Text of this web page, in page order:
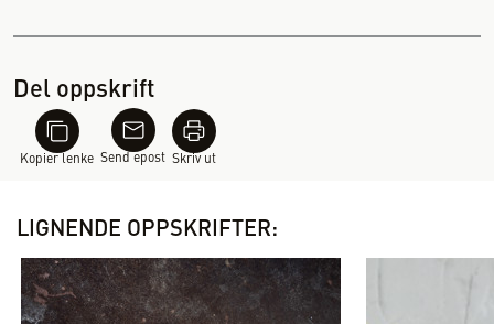
Del oppskrift
Kopier lenke Send epost Skriv ut
LIGNENDE OPPSKRIFTER: